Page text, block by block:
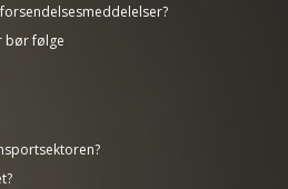
bør følge